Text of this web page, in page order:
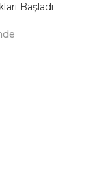
Başladı